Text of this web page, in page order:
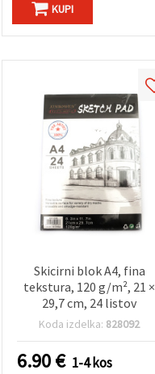
KUPI
Skicirni blok A4, fina
tekstura, 120 g/m², 21 ×
29,7 cm, 24 listov
Koda izdelka: 828092
6.90€ 1-4 kos